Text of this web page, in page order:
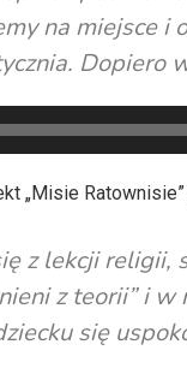
na miejsce i
Dopiero
„Misie
z lekcji
z teorii” i
się